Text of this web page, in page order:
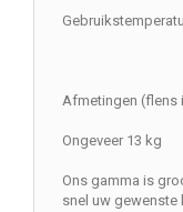
Afmetingen (flens
Ongeveer 13 kg
Ons gamma is
snel uw gewenste